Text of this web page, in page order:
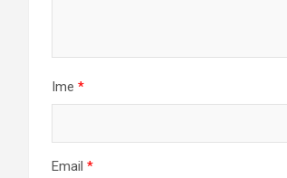
Ime *
Email *